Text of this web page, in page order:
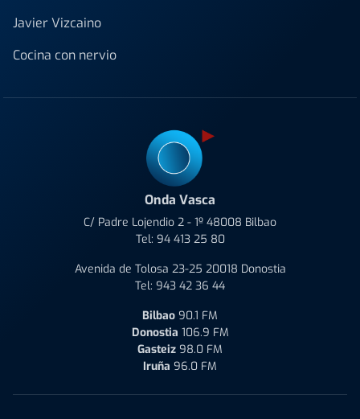
Javier Vizcaino
Cocina con nervio
Onda Vasca
C/ Padre Lojendio 2 - 1º 48008 Bilbao
Tel: 94 413 25 80
Avenida de Tolosa 23-25 20018 Donostia
Tel: 943 42 36 44
Bilbao 90.1 FM
Donostia 106.9 FM
Gasteiz 98.0 FM
Iruña 96.0 FM